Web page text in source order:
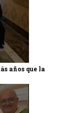
años que la